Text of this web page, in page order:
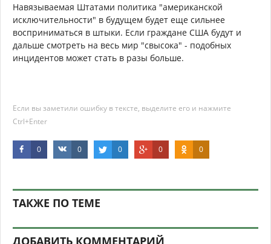
Навязываемая Штатами политика "американской
исключительности" в будущем будет еще сильнее
восприниматься в штыки. Если граждане США будут и
дальше смотреть на весь мир "свысока" - подобных
инцидентов может стать в разы больше.
Если вы заметили ошибку в тексте, выделите его и нажмите
Ctrl+Enter
0 0 0 0 0
ТАКЖЕ ПО ТЕМЕ
ДОБАВИТЬ КОММЕНТАРИЙ